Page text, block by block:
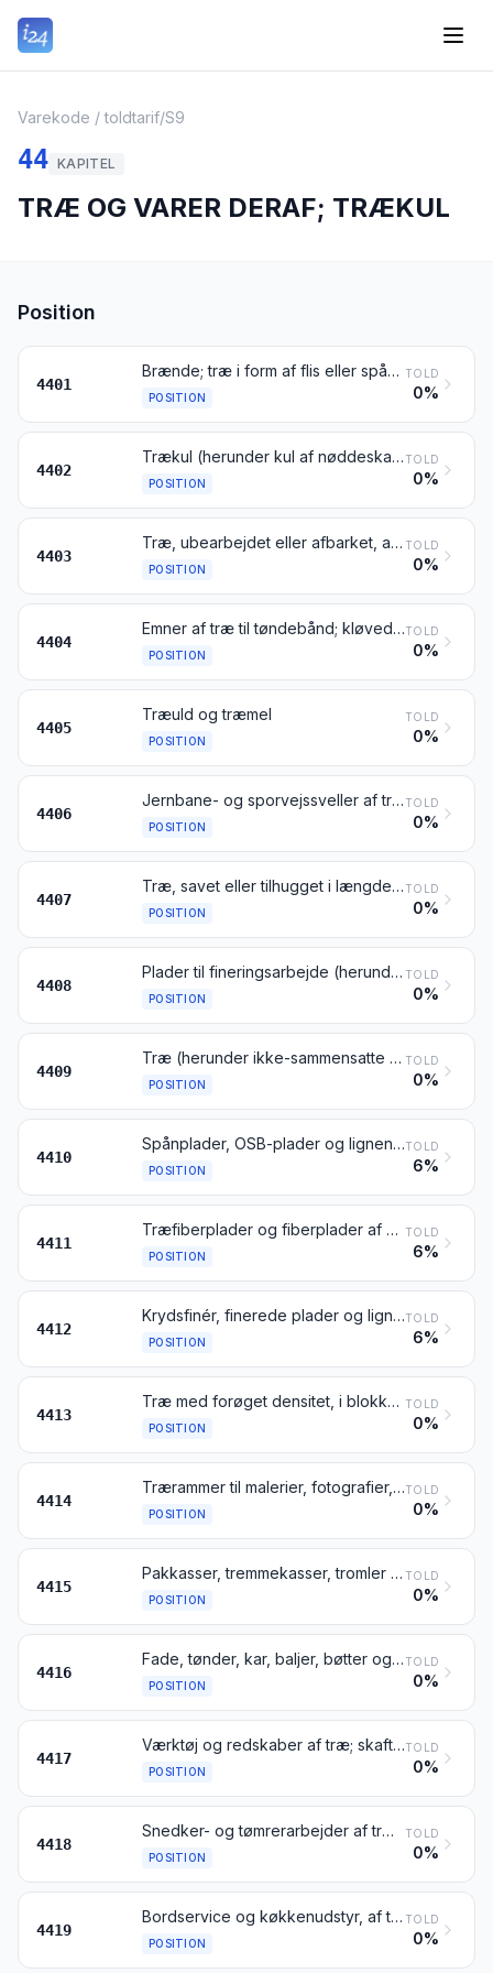
Varekode / toldtarif/S9
44 KAPITEL
TRÆ OG VARER DERAF; TRÆKUL
Position
4401
Brænde; træ i form af flis eller spåner; savsmuld og træaffald, også agglomereret til briketter eller lignende former
POSITION
TOLD
0%
4402
Trækul (herunder kul af nøddeskaller eller af nødder), også agglomereret
POSITION
TOLD
0%
4403
Træ, ubearbejdet eller afbarket, afgrenet eller groft tildannet på to eller fire sider
POSITION
TOLD
0%
4404
Emner af træ til tøndebånd; kløvede stolper; pæle og stokke af træ, tilspidsede, men ikke savskårne i længderetningen; emner af træ til spadserestokke, paraplyskafter, værktøjsskafter og lign., groft tildannede eller afrundede, men ikke drejede, bøjede eller på anden måde bearbejdede; træspån og lign
POSITION
TOLD
0%
4405
Træuld og træmel
POSITION
TOLD
0%
4406
Jernbane- og sporvejssveller af træ
POSITION
TOLD
0%
4407
Træ, savet eller tilhugget i længderetningen, skåret eller skrællet, også høvlet, slebet eller samlet ende-til-ende, af tykkelse over 6 mm
POSITION
TOLD
0%
4408
Plader til fineringsarbejde (herunder sådanne plader fremstillet ved skæring af lamineret træ), til fremstilling af krydsfinér eller lignende lamineret træ samt træ, savet i længderetningen, skåret eller skrællet, også høvlet, slebet, splejset eller samlet ende-til-ende, af tykkelse ikke over 6 mm
POSITION
TOLD
0%
4409
Træ (herunder ikke-sammensatte parketstaver), profileret (pløjet, notet, falset, rejfet, kelet, forarbejdet til rund form eller lignende) i hele længden på en eller flere kanter, ender eller overflader, også høvlet, slebet eller samlet ende-til-ende
POSITION
TOLD
0%
4410
Spånplader, OSB-plader og lignende plader (fx waferboard) af træ eller andre træagtige materialer, også agglomereret med harpiks eller andre organiske bindemidler
POSITION
TOLD
6%
4411
Træfiberplader og fiberplader af andre træagtige materialer, også agglomereret med harpiks eller andre organiske bindemidler
POSITION
TOLD
6%
4412
Krydsfinér, finerede plader og lignende laminerede træprodukter
POSITION
TOLD
6%
4413
Træ med forøget densitet, i blokke, plader, lameller eller profiler
POSITION
TOLD
0%
4414
Trærammer til malerier, fotografier, spejle eller lignende genstande
POSITION
TOLD
0%
4415
Pakkasser, tremmekasser, tromler og lignende pakningsgenstande af træ; kabeltromler af træ; lastpaller og lign., af træ; pallerammer af træ
POSITION
TOLD
0%
4416
Fade, tønder, kar, baljer, bøtter og andre bødkerarbejder samt dele dertil, af træ, herunder tøndestaver
POSITION
TOLD
0%
4417
Værktøj og redskaber af træ; skafter, håndtag og lignende dele af træ til værktøj og redskaber; børstetræ, skafter og håndtag af træ til koste og børster; blokke og læster af træ til fodtøj
POSITION
TOLD
0%
4418
Snedker- og tømrerarbejder af træ til bygningsbrug, herunder lamelplader (celleplader) af træ, sammensatte gulvbrædder og tagspån (»shingles« og »shakes«), af træ
POSITION
TOLD
0%
4419
Bordservice og køkkenudstyr, af træ
POSITION
TOLD
0%